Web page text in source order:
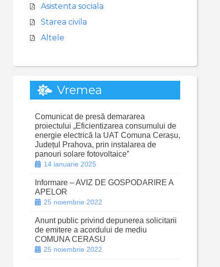
Asistenta sociala
Starea civila
Altele
Vremea
Comunicat de presă demararea
proiectului „Eficientizarea consumului de
energie electrică la UAT Comuna Cerașu,
Județul Prahova, prin instalarea de
panouri solare fotovoltaice”
14 ianuarie 2025
Informare – AVIZ DE GOSPODARIRE A
APELOR
25 noiembrie 2022
Anunt public privind depunerea solicitarii
de emitere a acordului de mediu
COMUNA CERASU
25 noiembrie 2022